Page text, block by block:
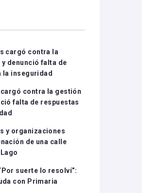
disminuir
el
cargó contra la
denunció falta de
la inseguridad
cargó contra la gestión
falta de respuestas
y organizaciones
de una calle
suerte lo resolví”:
con Primaria